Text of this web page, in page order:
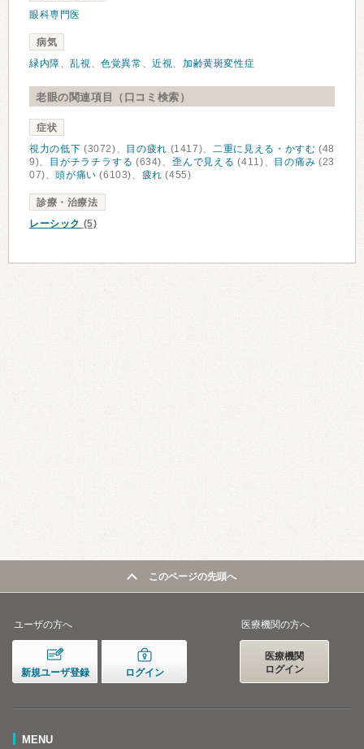
眼科専門医
病気
緑内障、乱視、色覚異常 、近視、加齢黄斑変性症
老眼の関連項目（口コミ検索）
症状
視力の低下 (3072)、 目の疲れ (1417)、 二重に見える・かすむ (48
9)、
目がチラチラする (634)、歪んで見える (411)、 目の痛み (23
07)、頭が痛い (6103)、 疲れ (455)
診療・治療法
レーシック (5)
このページの先頭へ
ユーザの方へ
新規ユーザ登録 ログイン
医療機関の方へ
医療機関
ログイン
MENU